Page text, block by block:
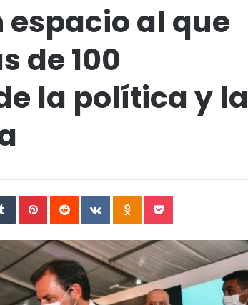
espacio al que
de 100
la política y la
TumblrPinterestReddit VKontakteOdnoklassniki
Pocket